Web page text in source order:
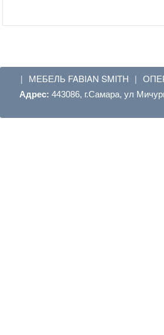
| МЕБЕЛЬ FABIAN SMITH |
Адрес: 443086, г.Самара, ул